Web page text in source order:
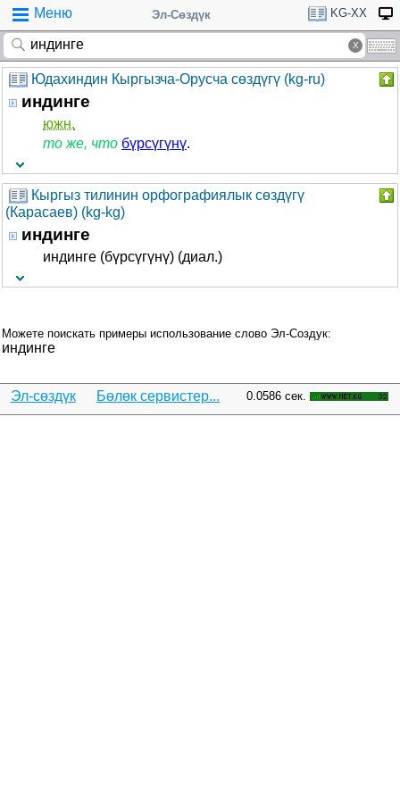
Меню Эл-Сөздүк KG-XX
Юдахиндин Кыргызча-Орусча сөздүгү (kg-ru)
индинге
южн.
то же, что бүрсүгүнү.
Кыргыз тилинин орфографиялык сөздүгү
(Карасаев) (kg-kg)
индинге
индинге (бүрсүгүнү) (диал.)
Можете поискать примеры использование слово Эл-Создук:
индинге
Эл-сөздүк Бөлөк сервистер... 0.0586 сек.